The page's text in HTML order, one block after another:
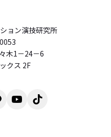
ョン演技研究所
木1－24－6
クス 2F